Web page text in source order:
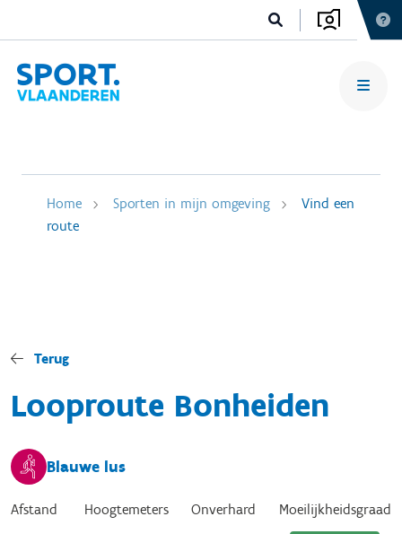
Home Sporten in mijn omgeving
Vind een
route
Terug
Looproute Bonheiden
Blauwe lus
Afstand Hoogtemeters Onverhard Moeilijkheidsgraad